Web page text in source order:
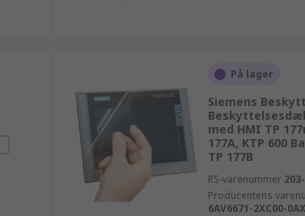
På lager
Siemens
med HMI TP
177A, KTP 600
TP 177B
RS-varenummer
Producentens
6AV6671-2XC00-